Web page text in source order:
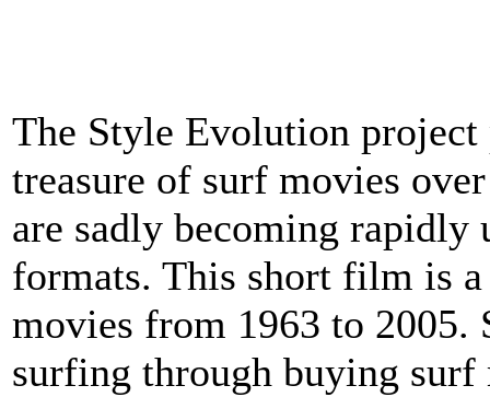
The Style Evolution project
treasure of surf movies
are sadly becoming rapidly
formats. This short film is
movies from 1963 to 2005.
surfing through buying surf